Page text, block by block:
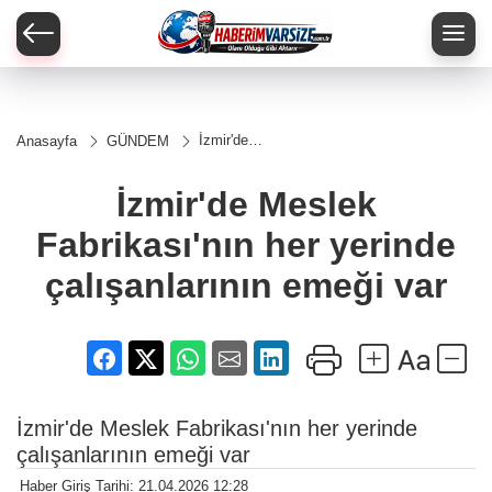
Anasayfa GÜNDEM
İzmir'de
her yerinde
çalışanlarının
İzmir'de Meslek
Fabrikası'nın her yerinde
çalışanlarının emeği var
İzmir'de Meslek Fabrikası'nın her yerinde
çalışanlarının emeği var
Haber Giriş Tarihi: 21.04.2026 12:28